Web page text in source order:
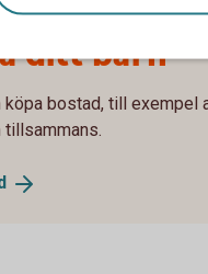
ditt barn
bostad, till exempel